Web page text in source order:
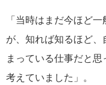
「当時はまだ今ほど
が、知れば知るほど
まっている仕事だと
考えていました」。